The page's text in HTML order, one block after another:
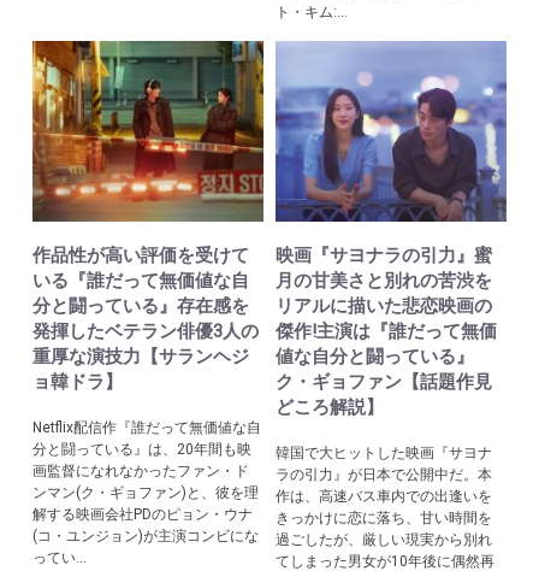
ト・キム:...
作品性が高い評価を受けて
いる『誰だって無価値な自
分と闘っている』存在感を
発揮したベテラン俳優3人の
重厚な演技力【サランヘジ
ョ韓ドラ】
Netflix配信作『誰だって無価値な自
分と闘っている』は、20年間も映
画監督になれなかったファン・ド
ンマン(ク・ギョファン)と、彼を理
解する映画会社PDのピョン・ウナ
(コ・ユンジョン)が主演コンビにな
ってい...
映画『サヨナラの引力』蜜
月の甘美さと別れの苦渋を
リアルに描いた悲恋映画の
傑作!主演は『誰だって無価
値な自分と闘っている』
ク・ギョファン【話題作見
どころ解説】
韓国で大ヒットした映画『サヨナ
ラの引力』が日本で公開中だ。本
作は、高速バス車内での出逢いを
きっかけに恋に落ち、甘い時間を
過ごしたが、厳しい現実から別れ
てしまった男女が10年後に偶然再